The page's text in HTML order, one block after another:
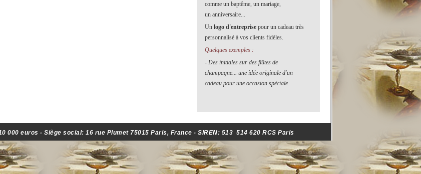
comme un baptême, un mariage,
un anniversaire...
Un logo d'entreprise pour un cadeau très
personnalisé à vos clients fidèles.
Quelques exemples :
- Des initiales sur des flûtes de
champagne... une idée originale d'un
cadeau pour une occasion spéciale.
000 euros - Siège social: 16 rue Plumet 75015 Paris, France - SIREN: 513 514 620 RCS Paris